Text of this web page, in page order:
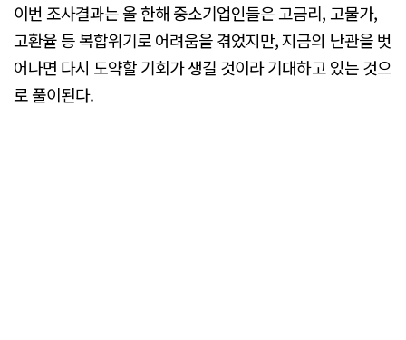
이번 조사결과는 올 한해 중소기업인들은 고금리, 고물가,
고환율 등 복합위기로 어려움을 겪었지만, 지금의 난관을 벗
어나면 다시 도약할 기회가 생길 것이라 기대하고 있는 것으
로 풀이된다.